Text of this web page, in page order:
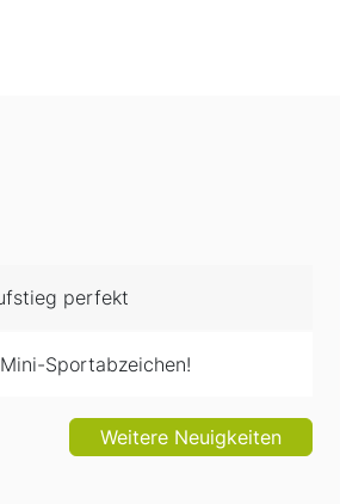
perfekt
Sportabzeichen!
Weitere Neuigkeiten